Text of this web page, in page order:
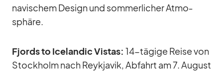
na­vi­schem De­sign und som­mer­li­cher At­mo­
sphäre.
Fjords to Ice­lan­dic Vis­tas: 14-tä­gige Reise von
Stock­holm nach Reykja­vik, Ab­fahrt am 7. Au­gust